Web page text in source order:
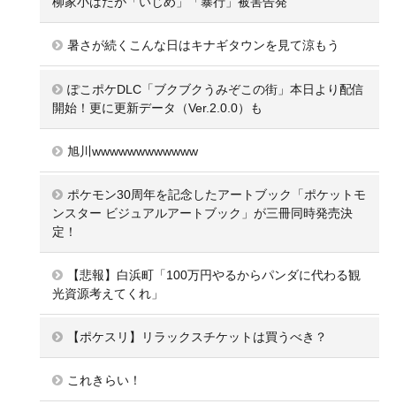
暑さが続くこんな日はキナギタウンを見て涼もう
ぽこポケDLC「ブクブクうみぞこの街」本日より配信
開始！更に更新データ（Ver.2.0.0）も
旭川wwwwwwwwwwww
ポケモン30周年を記念したアートブック「ポケットモ
ンスター ビジュアルアートブック」が三冊同時発売決
定！
【悲報】白浜町「100万円やるからパンダに代わる観
光資源考えてくれ」
【ポケスリ】リラックスチケットは買うべき？
これきらい！